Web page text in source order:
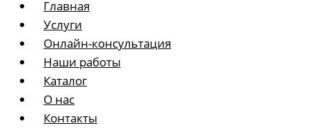
Главная
Услуги
Онлайн-консультация
Наши работы
Каталог
О нас
Контакты